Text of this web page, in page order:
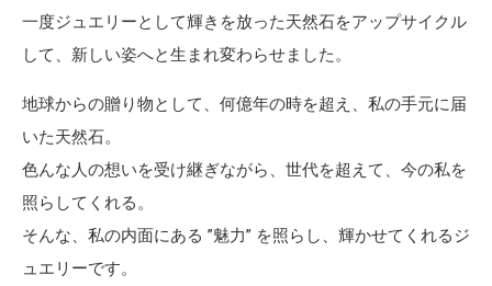
一度ジュエリーとして輝きを放った天然石をアップサイクル
して、新しい姿へと生まれ変わらせました。
地球からの贈り物として、何億年の時を超え、私の手元に届
いた天然石。
色んな人の想いを受け継ぎながら、世代を超えて、今の私を
照らしてくれる。
そんな、私の内面にある ”魅力” を照らし、輝かせてくれるジ
ュエリーです。